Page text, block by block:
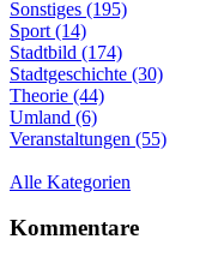
Sonstiges (195)
Sport (14)
Stadtbild (174)
Stadtgeschichte (30)
Theorie (44)
Umland (6)
Veranstaltungen (55)
Alle Kategorien
Kommentare